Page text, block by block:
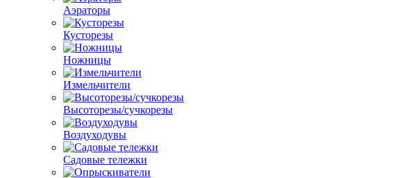
Аэраторы
Кусторезы
Ножницы
Измельчители
Высоторезы/сучкорезы
Воздуходувы
Садовые тележки